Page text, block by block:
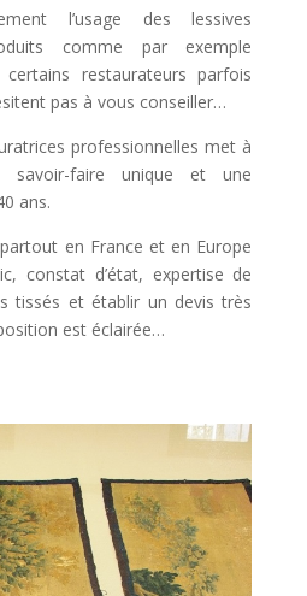
l’usage des lessives
comme par exemple
restaurateurs parfois
pas à vous conseiller…
professionnelles met à
savoir-faire unique et une
ans.
en France et en Europe
constat d’état, expertise de
tissés et établir un devis très
est éclairée…